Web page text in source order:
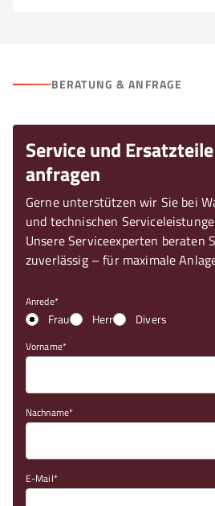
BERATUNG & ANFRAGE
Service und
anfragen
Gerne unterstützen wir Sie bei
und technischen
Unsere Serviceexperten beraten
zuverlässig – für maximale
Anrede
Frau Herr Divers
Vorname
Nachname
E-Mail